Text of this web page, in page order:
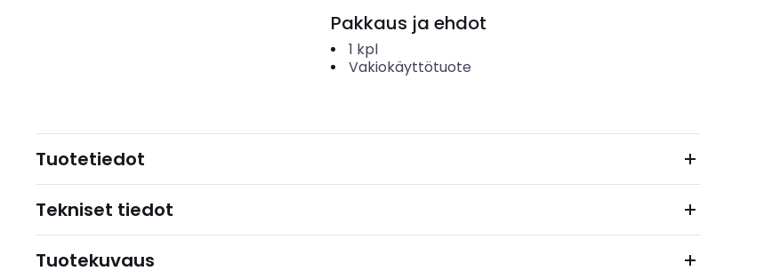
Pakkaus ja ehdot
1 kpl
Vakiokäyttötuote
Tuotetiedot
Tekniset tiedot
Tuotekuvaus